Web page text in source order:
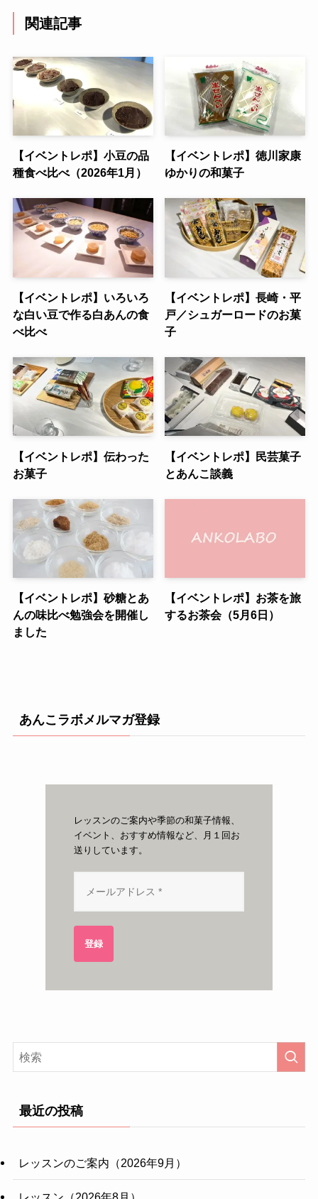
関連記事
【イベントレポ】小豆の品
種食べ比べ（2026年1月）
【イベントレポ】徳川家康
ゆかりの和菓子
【イベントレポ】いろいろ
な白い豆で作る白あんの食
べ比べ
【イベントレポ】長崎・平
戸／シュガーロードのお菓
子
【イベントレポ】伝わった
お菓子
【イベントレポ】民芸菓子
とあんこ談義
【イベントレポ】砂糖とあ
んの味比べ勉強会を開催し
ました
【イベントレポ】お茶を旅
するお茶会（5月6日）
あんこラボメルマガ登録
レッスンのご案内や季節の和菓子情報、
イベント、おすすめ情報など、月１回お
送りしています。
登録
最近の投稿
レッスンのご案内（2026年9月）